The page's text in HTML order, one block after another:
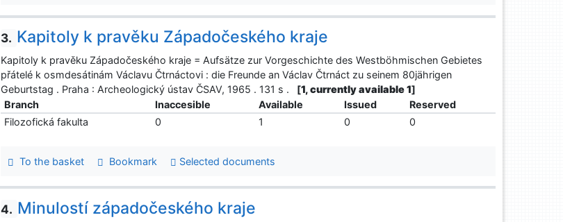
3. Kapitoly k pravěku Západočeského kraje
Kapitoly k pravěku Západočeského kraje = Aufsätze zur Vorgeschichte des Westböhmischen Gebietes
přátelé k osmdesátinám Václavu Čtrnáctovi : die Freunde an Václav Čtrnáct zu seinem 80jährigen
Geburtstag . Praha : Archeologický ústav ČSAV, 1965 . 131 s .
[1, currently available 1]
Branch
Inaccesible Available Issued
Reserved
Filozofická fakulta
0 1 0 0
To the basket Bookmark Selected documents
4. Minulostí západočeského kraje